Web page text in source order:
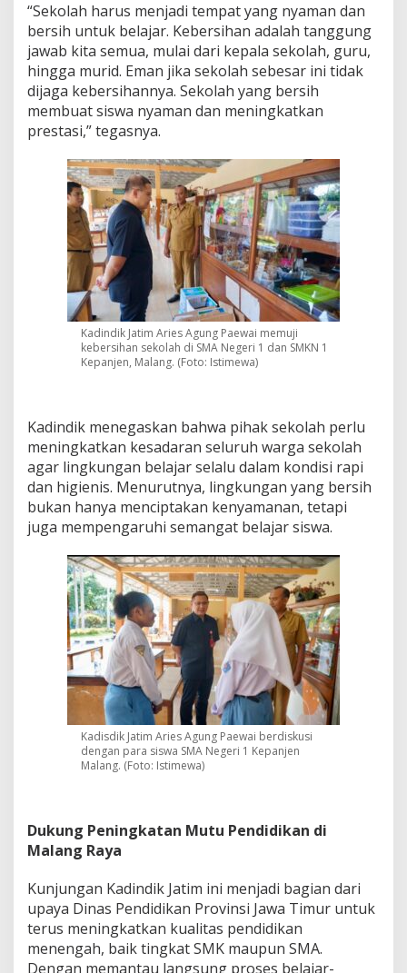
“Sekolah harus menjadi tempat yang nyaman dan
bersih untuk belajar. Kebersihan adalah tanggung
jawab kita semua, mulai dari kepala sekolah, guru,
hingga murid. Eman jika sekolah sebesar ini tidak
dijaga kebersihannya. Sekolah yang bersih
membuat siswa nyaman dan meningkatkan
prestasi,” tegasnya.
Kadindik Jatim Aries Agung Paewai memuji
kebersihan sekolah di SMA Negeri 1 dan SMKN 1
Kepanjen, Malang. (Foto: Istimewa)
Kadindik menegaskan bahwa pihak sekolah perlu
meningkatkan kesadaran seluruh warga sekolah
agar lingkungan belajar selalu dalam kondisi rapi
dan higienis. Menurutnya, lingkungan yang bersih
bukan hanya menciptakan kenyamanan, tetapi
juga mempengaruhi semangat belajar siswa.
Kadisdik Jatim Aries Agung Paewai berdiskusi
dengan para siswa SMA Negeri 1 Kepanjen
Malang. (Foto: Istimewa)
Dukung Peningkatan Mutu Pendidikan di
Malang Raya
Kunjungan Kadindik Jatim ini menjadi bagian dari
upaya Dinas Pendidikan Provinsi Jawa Timur untuk
terus meningkatkan kualitas pendidikan
menengah, baik tingkat SMK maupun SMA.
Dengan memantau langsung proses belajar-